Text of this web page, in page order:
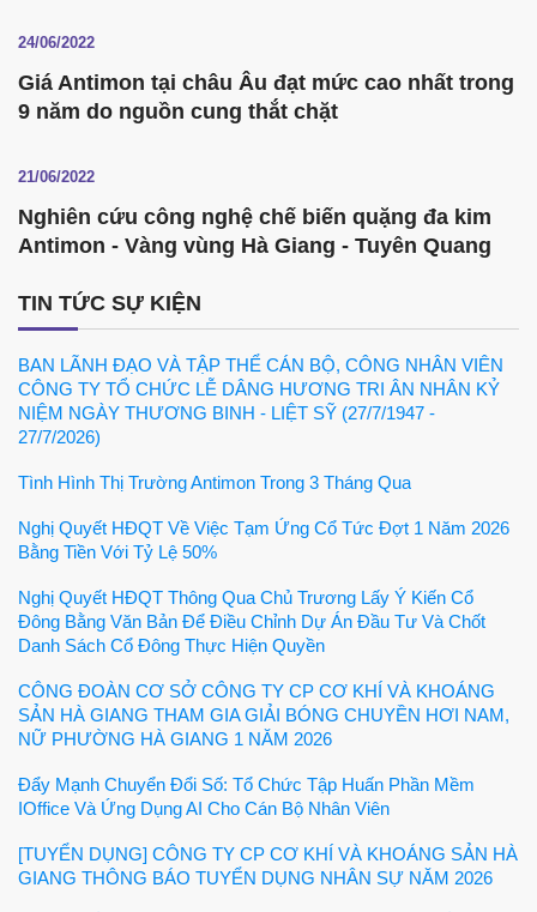
24/06/2022
Giá Antimon tại châu Âu đạt mức cao nhất trong
9 năm do nguồn cung thắt chặt
21/06/2022
Nghiên cứu công nghệ chế biến quặng đa kim
Antimon - Vàng vùng Hà Giang - Tuyên Quang
TIN TỨC SỰ KIỆN
BAN LÃNH ĐẠO VÀ TẬP THỂ CÁN BỘ, CÔNG NHÂN VIÊN
CÔNG TY TỔ CHỨC LỄ DÂNG HƯƠNG TRI ÂN NHÂN KỶ
NIỆM NGÀY THƯƠNG BINH - LIỆT SỸ (27/7/1947 -
27/7/2026)
Tình Hình Thị Trường Antimon Trong 3 Tháng Qua
Nghị Quyết HĐQT Về Việc Tạm Ứng Cổ Tức Đợt 1 Năm 2026
Bằng Tiền Với Tỷ Lệ 50%
Nghị Quyết HĐQT Thông Qua Chủ Trương Lấy Ý Kiến Cổ
Đông Bằng Văn Bản Để Điều Chỉnh Dự Án Đầu Tư Và Chốt
Danh Sách Cổ Đông Thực Hiện Quyền
CÔNG ĐOÀN CƠ SỞ CÔNG TY CP CƠ KHÍ VÀ KHOÁNG
SẢN HÀ GIANG THAM GIA GIẢI BÓNG CHUYỀN HƠI NAM,
NỮ PHƯỜNG HÀ GIANG 1 NĂM 2026
Đẩy Mạnh Chuyển Đổi Số: Tổ Chức Tập Huấn Phần Mềm
IOffice Và Ứng Dụng AI Cho Cán Bộ Nhân Viên
[TUYỂN DỤNG] CÔNG TY CP CƠ KHÍ VÀ KHOÁNG SẢN HÀ
GIANG THÔNG BÁO TUYỂN DỤNG NHÂN SỰ NĂM 2026